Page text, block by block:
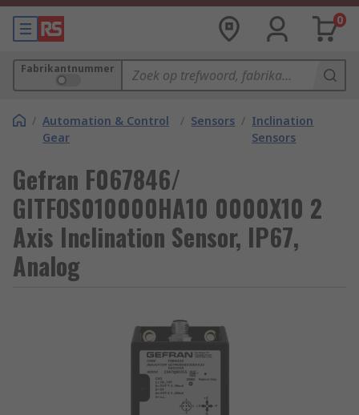
0
Fabrikantnummer
/ Automation & Control
Gear
/ Sensors / Inclination
Sensors
Gefran F067846/
GITFOS010000HA10 0000X10 2
Axis Inclination Sensor, IP67,
Analog